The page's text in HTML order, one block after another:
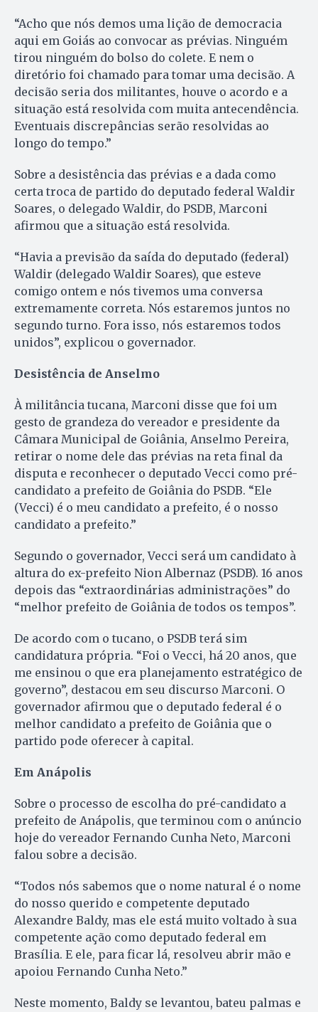
“Acho que nós demos uma lição de democracia
aqui em Goiás ao convocar as prévias. Ninguém
tirou ninguém do bolso do colete. E nem o
diretório foi chamado para tomar uma decisão. A
decisão seria dos militantes, houve o acordo e a
situação está resolvida com muita antecendência.
Eventuais discrepâncias serão resolvidas ao
longo do tempo.”
Sobre a desistência das prévias e a dada como
certa troca de partido do deputado federal Waldir
Soares, o delegado Waldir, do PSDB, Marconi
afirmou que a situação está resolvida.
“Havia a previsão da saída do deputado (federal)
Waldir (delegado Waldir Soares), que esteve
comigo ontem e nós tivemos uma conversa
extremamente correta. Nós estaremos juntos no
segundo turno. Fora isso, nós estaremos todos
unidos”, explicou o governador.
Desistência de Anselmo
À militância tucana, Marconi disse que foi um
gesto de grandeza do vereador e presidente da
Câmara Municipal de Goiânia, Anselmo Pereira,
retirar o nome dele das prévias na reta final da
disputa e reconhecer o deputado Vecci como pré-
candidato a prefeito de Goiânia do PSDB. “Ele
(Vecci) é o meu candidato a prefeito, é o nosso
candidato a prefeito.”
Segundo o governador, Vecci será um candidato à
altura do ex-prefeito Nion Albernaz (PSDB). 16 anos
depois das “extraordinárias administrações” do
“melhor prefeito de Goiânia de todos os tempos”.
De acordo com o tucano, o PSDB terá sim
candidatura própria. “Foi o Vecci, há 20 anos, que
me ensinou o que era planejamento estratégico de
governo”, destacou em seu discurso Marconi. O
governador afirmou que o deputado federal é o
melhor candidato a prefeito de Goiânia que o
partido pode oferecer à capital.
Em Anápolis
Sobre o processo de escolha do pré-candidato a
prefeito de Anápolis, que terminou com o anúncio
hoje do vereador Fernando Cunha Neto, Marconi
falou sobre a decisão.
“Todos nós sabemos que o nome natural é o nome
do nosso querido e competente deputado
Alexandre Baldy, mas ele está muito voltado à sua
competente ação como deputado federal em
Brasília. E ele, para ficar lá, resolveu abrir mão e
apoiou Fernando Cunha Neto.”
Neste momento, Baldy se levantou, bateu palmas e